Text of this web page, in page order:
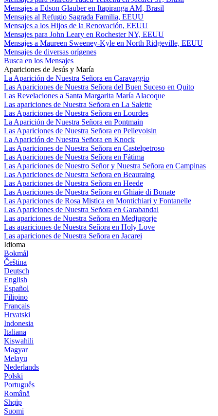
Mensajes a Edson Glauber en Itapiranga AM, Brasil
Mensajes al Refugio Sagrada Familia, EEUU
Mensajes a los Hijos de la Renovación, EEUU
Mensajes para John Leary en Rochester NY, EEUU
Mensajes a Maureen Sweeney-Kyle en North Ridgeville, EEUU
Mensajes de diversas orígenes
Busca en los Mensajes
Apariciones de Jesús y María
La Aparición de Nuestra Señora en Caravaggio
Las Apariciones de Nuestra Señora del Buen Suceso en Quito
Las Revelaciones a Santa Margarita María Alacoque
Las apariciones de Nuestra Señora en La Salette
Las Apariciones de Nuestra Señora en Lourdes
La Aparición de Nuestra Señora en Pontmain
Las Apariciones de Nuestra Señora en Pellevoisin
La Aparición de Nuestra Señora en Knock
Las Apariciones de Nuestra Señora en Castelpetroso
Las Apariciones de Nuestra Señora en Fátima
Las Apariciones de Nuestro Señor y Nuestra Señora en Campinas
Las Apariciones de Nuestra Señora en Beauraing
Las Apariciones de Nuestra Señora en Heede
Las Apariciones de Nuestra Señora en Ghiaie di Bonate
Las Apariciones de Rosa Mistica en Montichiari y Fontanelle
Las Apariciones de Nuestra Señora en Garabandal
Las apariciones de Nuestra Señora en Medjugorje
Las apariciones de Nuestra Señora en Holy Love
Las apariciones de Nuestra Señora en Jacarei
Idioma
Bokmål
Čeština
Deutsch
English
Español
Filipino
Français
Hrvatski
Indonesia
Italiana
Kiswahili
Magyar
Melayu
Nederlands
Polski
Português
Română
Shqip
Suomi